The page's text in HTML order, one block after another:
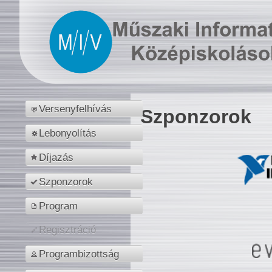
Versenyfelhívás
Lebonyolítás
Díjazás
Szponzorok
Program
Regisztráció
Programbizottság
Szponzorok